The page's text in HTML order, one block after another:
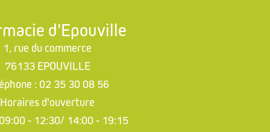
d'Epouville
1, rue du commerce
76133 EPOUVILLE
: 02 35 30 08 56
Horaires d'ouverture
- 12:30/ 14:00 - 19:15